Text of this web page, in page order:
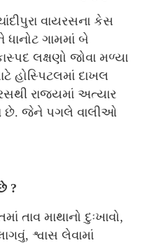
વાયરસના કેસ
ગામમાં બે
લક્ષણો જોવા મળ્યા
હોસ્પિટલમાં દાખલ
રાજ્યમાં અત્યાર
છે. જેને પગલે વાલીઓ
?
તાવ માથાનો દુઃખાવો,
શ્વાસ લેવામાં